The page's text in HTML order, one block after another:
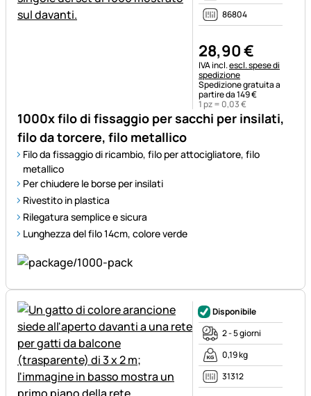
1000x filo di fissaggio per sacchi per insilati,
filo da torcere, filo metallico
Filo da fissaggio di ricambio, filo per attocigliatore, filo
metallico
Per chiudere le borse per insilati
Rivestito in plastica
Rilegatura semplice e sicura
Lunghezza del filo 14cm, colore verde
86804
28,90€
Informazioni fiscali:
IVA incl.escl. spese di
spedizione
Spedizione gratuita a
partire da 149 €
1 pz = 0,03€
Disponibile
2 - 5 giorni
0,19 kg
31312